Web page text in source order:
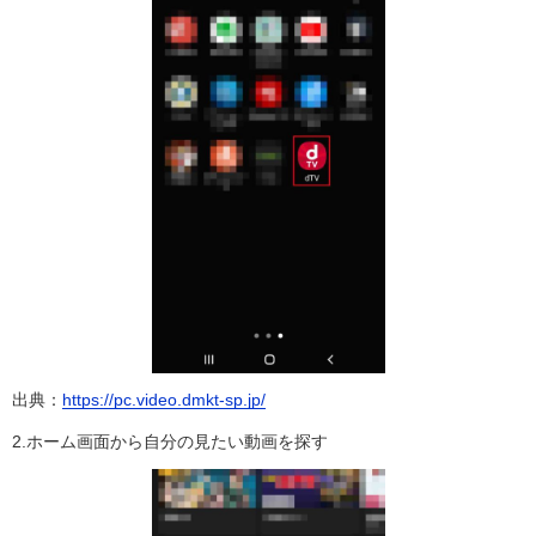
出典： https://pc.video.dmkt-sp.jp/
2.ホーム画面から自分の見たい動画を探す